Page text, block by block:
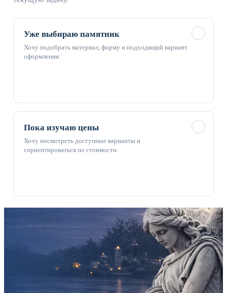
Уже выбираю памятник
Хочу подобрать материал, форму и подходящий вариант
оформления.
Пока изучаю цены
Хочу посмотреть доступные варианты и
сориентироваться по стоимости.